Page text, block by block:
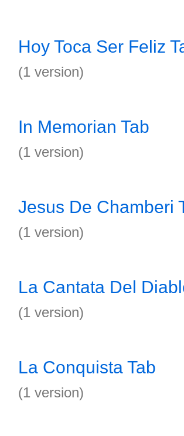
Hoy Toca Ser Feliz
(1 version)
In Memorian Tab
(1 version)
Jesus De Chamberi
(1 version)
La Cantata Del
(1 version)
La Conquista Tab
(1 version)